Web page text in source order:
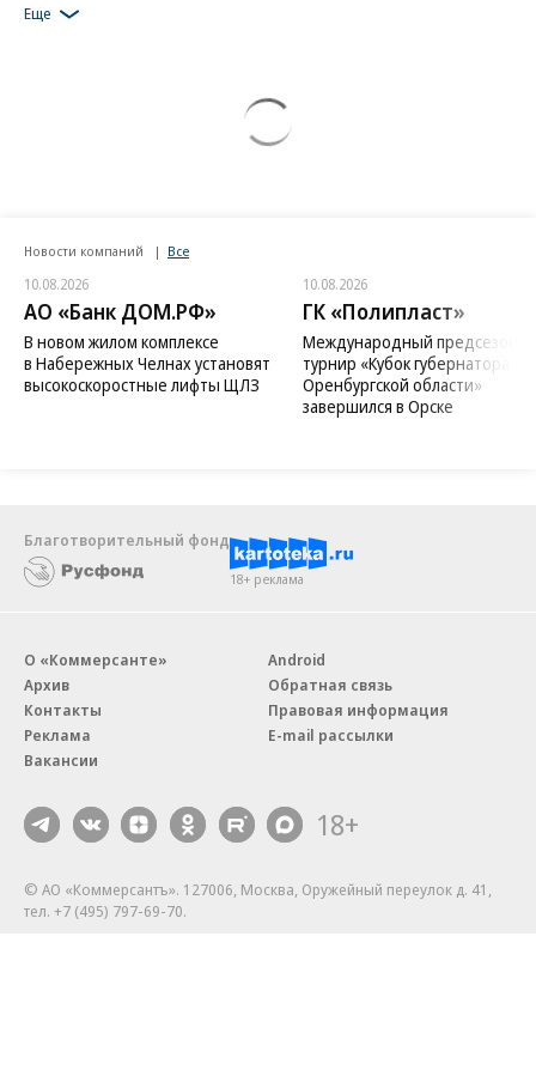
Еще
Новости компаний Все
10.08.2026
АО «Банк ДОМ.РФ»
В новом жилом комплексе
в Набережных Челнах установят
высокоскоростные лифты ЩЛЗ
10.08.2026
ГК «Полипласт»
Международный
турнир «Кубок губернатора
Оренбургской области»
завершился в Орске
Благотворительный фонд
18+ реклама
О «Коммерсанте»
Архив
Контакты
Реклама
Вакансии
Android
Обратная связь
Правовая информация
E-mail рассылки
18+
© АО «Коммерсантъ». 127006, Москва, Оружейный переулок д. 41,
тел. +7 (495) 797-69-70.